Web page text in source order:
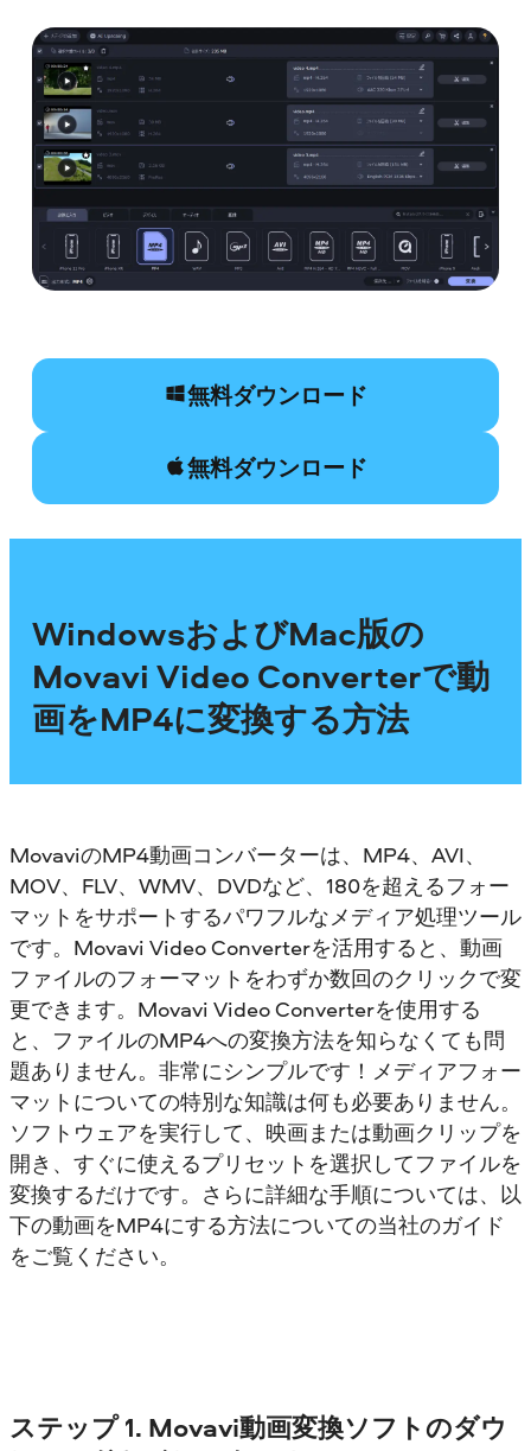
無料ダウンロード
無料ダウンロード
WindowsおよびMac版の
Movavi Video Converterで動
画をMP4に変換する方法
MovaviのMP4動画コンバーターは、MP4、AVI、
MOV、FLV、WMV、DVDなど、180を超えるフォー
マットをサポートするパワフルなメディア処理ツール
です。Movavi Video Converterを活用すると、動画
ファイルのフォーマットをわずか数回のクリックで変
更できます。Movavi Video Converterを使用する
と、ファイルのMP4への変換方法を知らなくても問
題ありません。非常にシンプルです！メディアフォー
マットについての特別な知識は何も必要ありません。
ソフトウェアを実行して、映画または動画クリップを
開き、すぐに使えるプリセットを選択してファイルを
変換するだけです。さらに詳細な手順については、以
下の動画をMP4にする方法についての当社のガイド
をご覧ください。
ステップ1. Movavi動画変換ソフトのダウ